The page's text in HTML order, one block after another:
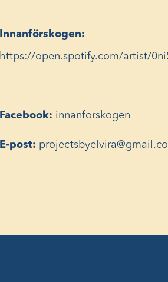
Innanförskogen:
https://open.spotify.com/artist/
Facebook: innanforskogen
E-post: